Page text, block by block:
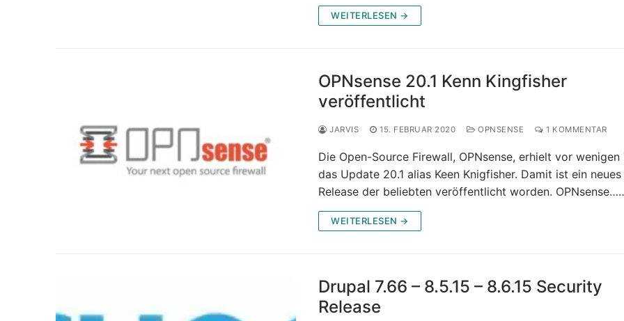
WEITERLESEN →
OPNsense 20.1 Kenn Kingfisher
veröffentlicht
JARVIS 15. FEBRUAR 2020 OPNSENSE 1 KOMMENTAR
Die Open-Source Firewall, OPNsense, erhielt vor wenigen
das Update 20.1 alias Keen Knigfisher. Damit ist ein
Release der beliebten veröffentlicht worden.
WEITERLESEN →
Drupal 7.66 – 8.5.15 – 8.6.15 Security
Release